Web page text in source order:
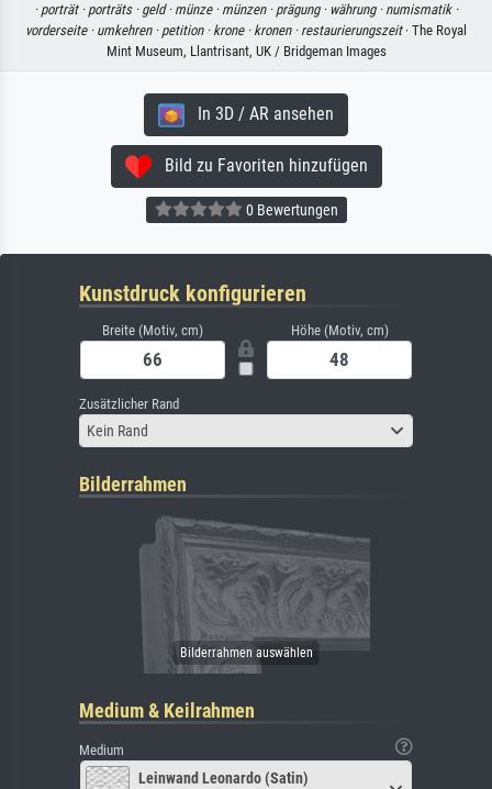
· porträt · porträts · geld · münze · münzen · prägung · währung · numismatik ·
vorderseite · umkehren · petition · krone · kronen · restaurierungszeit· The Royal
Mint Museum, Llantrisant, UK / Bridgeman Images
In 3D / AR ansehen
Bild zu Favoriten hinzufügen
0 Bewertungen
Kunstdruck konfigurieren
Breite (Motiv, cm) Höhe (Motiv, cm)
Zusätzlicher Rand
Kein Rand
Bilderrahmen
Medium & Keilrahmen
Medium
Leinwand Leonardo (Satin)